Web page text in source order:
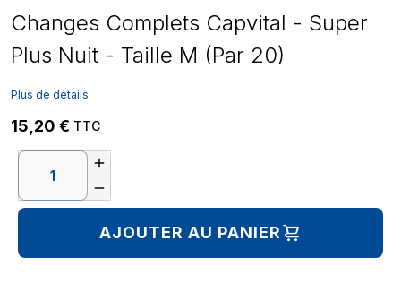
Changes Complets Capvital - Super
Plus Nuit - Taille M (Par 20)
Plus de détails
15,20 € TTC


AJOUTER AU PANIER